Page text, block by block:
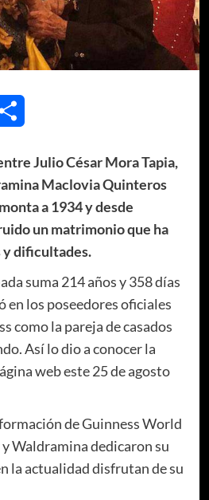
Julio César Mora Tapia,
Maclovia Quinteros
a 1934 y desde
un matrimonio que ha
dificultades.
suma 214 años y 358 días
los poseedores oficiales
como la pareja de casados
Así lo dio a conocer la
web este 25 de agosto
de Guinness World
Waldramina dedicaron su
la actualidad disfrutan de su